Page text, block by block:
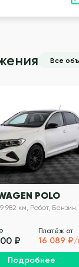
Все
VIN
POLO
982 км, Робот, Бензин,
₽
Платёж от
16 089 ₽/
Подробнее